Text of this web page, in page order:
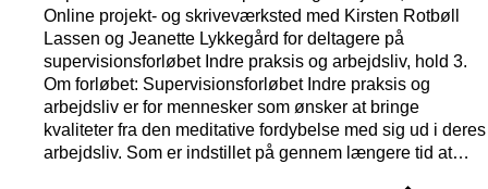
Online projekt- og skriveværksted med Kirsten Rotbøll
Lassen og Jeanette Lykkegård for deltagere på
supervisionsforløbet Indre praksis og arbejdsliv, hold 3.
Om forløbet: Supervisionsforløbet Indre praksis og
arbejdsliv er for mennesker som ønsker at bringe
kvaliteter fra den meditative fordybelse med sig ud i deres
arbejdsliv. Som er indstillet på gennem længere tid at…